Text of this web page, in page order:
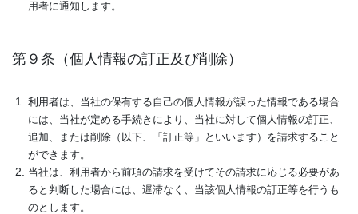
用者に通知します。
第９条（個人情報の訂正及び削除）
利用者は、当社の保有する自己の個人情報が誤った情報である場合
には、当社が定める手続きにより、当社に対して個人情報の訂正、
追加、または削除（以下、「訂正等」といいます）を請求すること
ができます。
当社は、利用者から前項の請求を受けてその請求に応じる必要があ
ると判断した場合には、遅滞なく、当該個人情報の訂正等を行うも
のとします。